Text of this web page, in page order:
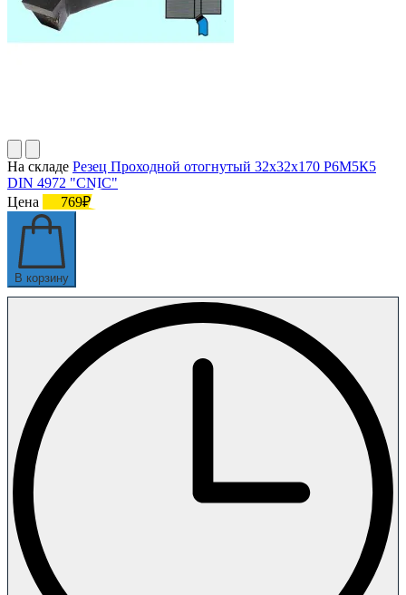
На складе Резец Проходной отогнутый 32х32х170 Р6М5К5
DIN 4972 "CNIC"
Цена
769₽
В корзину